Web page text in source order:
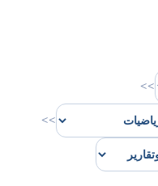
>>
>>